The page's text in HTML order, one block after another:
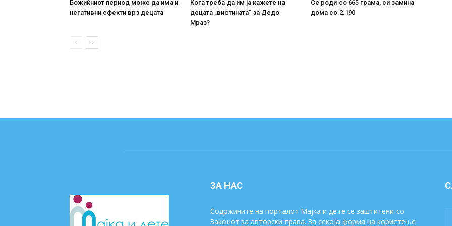
Божиќниот период може да има и
негативни ефекти врз децата
Кога треба да им ја кажете на
децата „вистината“ за Дедо
Мраз?
Се роди со 665 грама, си замина
дома со 2.190
ЗА НАС
Содржините на порталот Мајка и дете се заштитени со
Законот за авторски права. За секоја форма на користење